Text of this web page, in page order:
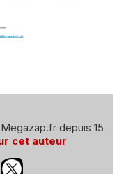
depuis 15
cet auteur